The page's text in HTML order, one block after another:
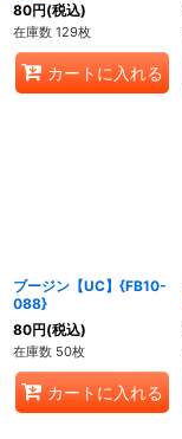
80円(税込)
在庫数 129枚
カートに入れる
ブージン【UC】{FB10-
088}
80円(税込)
在庫数 50枚
カートに入れる